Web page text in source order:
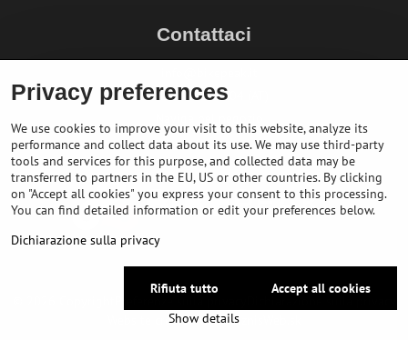
Contattaci
+436764858804 (AT)
Dichiarazione sulla privacy
Website created with:BiznisWeb.sk
Privacy preferences
We use cookies to improve your visit to this website, analyze its
performance and collect data about its use. We may use third-party
tools and services for this purpose, and collected data may be
transferred to partners in the EU, US or other countries. By clicking
on "Accept all cookies" you express your consent to this processing.
You can find detailed information or edit your preferences below.
Dichiarazione sulla privacy
Show details
Accept all cookies
Rifiuta tutto